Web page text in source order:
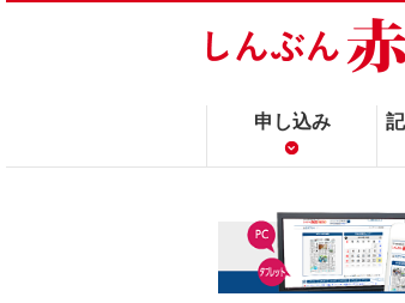
申し込み